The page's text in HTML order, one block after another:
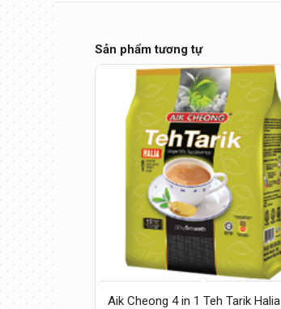
Sản phẩm tương tự
Aik Cheong 4 in 1 Teh Tarik Halia